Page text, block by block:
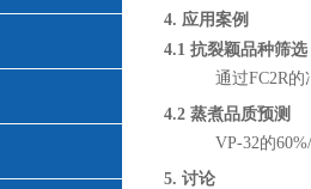
4. 应用案例
4.1 抗裂颖品种筛选
通过FC2R
4.2 蒸煮品质预测
VP-32的
5. 讨论